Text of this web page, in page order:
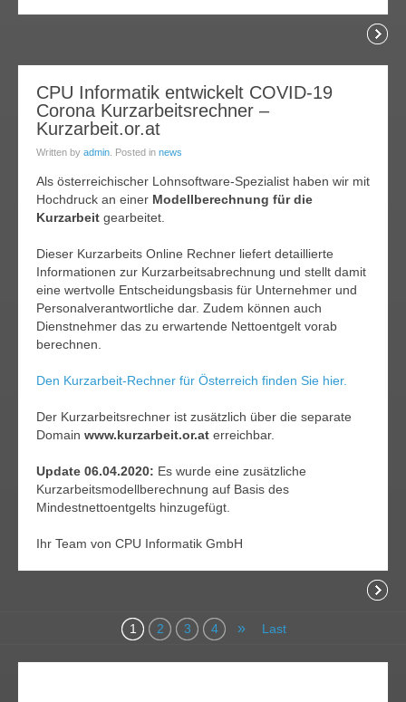
CPU Informatik entwickelt COVID-19
Corona Kurzarbeitsrechner –
Kurzarbeit.or.at
Written by admin . Posted in news
Als österreichischer Lohnsoftware-Spezialist haben wir mit
Hochdruck an einer Modellberechnung für die
Kurzarbeit gearbeitet.
Dieser Kurzarbeits Online Rechner liefert detaillierte
Informationen zur Kurzarbeitsabrechnung und stellt damit
eine wertvolle Entscheidungsbasis für Unternehmer und
Personalverantwortliche dar. Zudem können auch
Dienstnehmer das zu erwartende Nettoentgelt vorab
berechnen.
Den Kurzarbeit-Rechner für Österreich finden Sie hier.
Der Kurzarbeitsrechner ist zusätzlich über die separate
Domain www.kurzarbeit.or.at erreichbar.
Update 06.04.2020: Es wurde eine zusätzliche
Kurzarbeitsmodellberechnung auf Basis des
Mindestnettoentgelts hinzugefügt.
Ihr Team von CPU Informatik GmbH
1 2 3 4 » Last